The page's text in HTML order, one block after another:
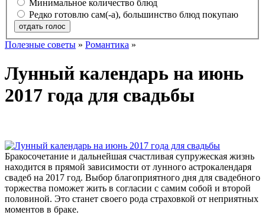
Минимальное количество блюд
Редко готовлю сам(-а), большинство блюд покупаю
отдать голос
Полезные советы » Романтика »
Лунный календарь на июнь
2017 года для свадьбы
Бракосочетание и дальнейшая счастливая супружеская жизнь
находится в прямой зависимости от лунного астрокалендаря
свадеб на 2017 год. Выбор благоприятного дня для свадебного
торжества поможет жить в согласии с самим собой и второй
половиной. Это станет своего рода страховкой от неприятных
моментов в браке.